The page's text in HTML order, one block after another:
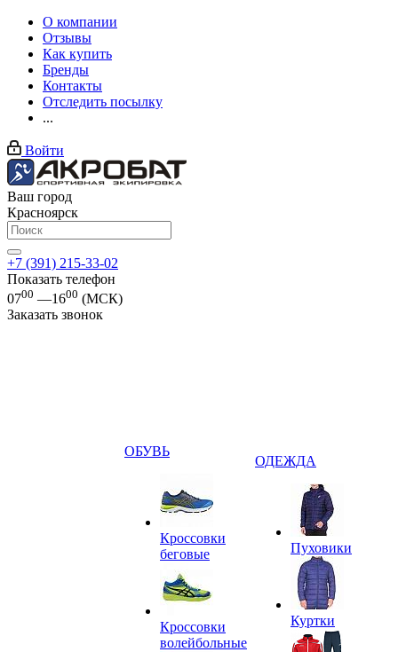
О компании
Отзывы
Как купить
Бренды
Контакты
Отследить посылку
...
Войти
Ваш город
Красноярск
+7 (391) 215-33-02
Показать телефон
0700 —1600 (МСК)
Заказать звонок
ОБУВЬ
Кроссовки
беговые
Кроссовки
волейбольные
ОДЕЖДА
Пуховики
Куртки